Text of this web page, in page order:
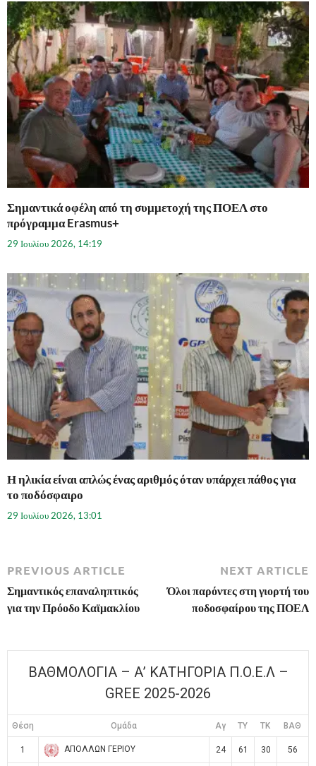
Σημαντικά οφέλη από τη συμμετοχή της ΠΟΕΛ στο
πρόγραμμα Erasmus+
29 Ιουλίου 2026, 14:19
Η ηλικία είναι απλώς ένας αριθμός όταν υπάρχει πάθος για
το ποδόσφαιρο
29 Ιουλίου 2026, 13:01
PREVIOUS ARTICLE
Σημαντικός επαναληπτικός
για την Πρόοδο Καϊμακλίου
NEXT ARTICLE
Όλοι παρόντες στη γιορτή του
ποδοσφαίρου της ΠΟΕΛ
ΒΑΘΜΟΛΟΓΙΑ – Α’ ΚΑΤΗΓΟΡΙΑ Π.Ο.Ε.Λ –
GREE 2025-2026
Θέση Ομάδα Αγ TY TK ΒΑΘ
1 ΑΠΟΛΛΩΝ ΓΕΡΙΟΥ 24 61 30 56